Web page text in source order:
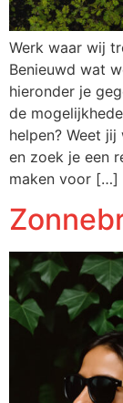
Werk waar wij
Benieuwd wat
hieronder je
de
helpen? Weet
en zoek je een
maken voor […]